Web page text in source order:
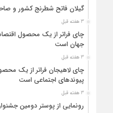
گیلان فاتح شطرنج کشور و
3 هفته قبل
چای فراتر از یک محصول
جهان است
3 هفته قبل
چای لاهیجان فراتر از یک
پیوندهای اجتماعی است
3 هفته قبل
رونمایی از پوستر دومین